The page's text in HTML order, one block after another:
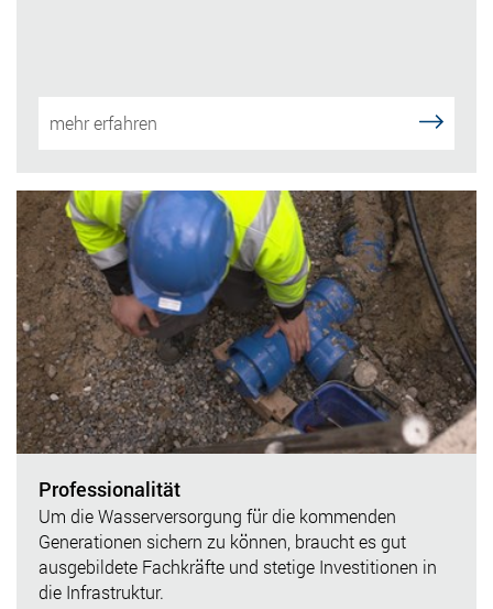
mehr erfahren
Professionalität
Um die Wasserversorgung für die kommenden
Generationen sichern zu können, braucht es gut
ausgebildete Fachkräfte und stetige Investitionen in
die Infrastruktur.